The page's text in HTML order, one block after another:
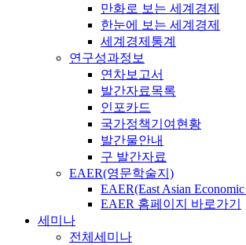
만화로 보는 세계경제
한눈에 보는 세계경제
세계경제통계
연구성과정보
연차보고서
발간자료목록
인포카드
국가정책기여현황
발간물안내
구 발간자료
EAER(영문학술지)
EAER(East Asian
EAER 홈페이지 바로가기
세미나
전체세미나